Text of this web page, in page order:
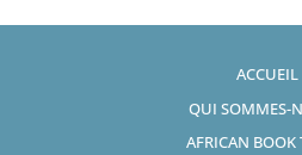
ACCUEIL
QUI SOMMES-
AFRICAN BOOK